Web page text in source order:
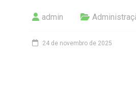
admin
24 de novembro de 2025